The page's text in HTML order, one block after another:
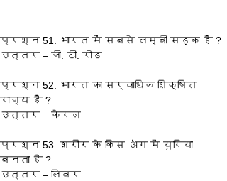
प्रश्‍न 51. भारत में सबसे लम्बी सड़क है ?
उत्तर – जी. टी. रोड
प्रश्‍न 52. भारत का सर्वाधिक शिक्षित
राज्य है ?
उत्तर – केरल
प्रश्‍न 53. शरीर के किस अंग में यूरिया
बनता है ?
उत्तर – लिवर